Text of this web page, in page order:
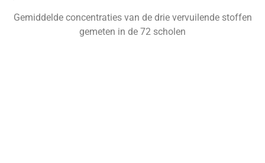
Gemiddelde concentraties van de drie vervuilende stoffen
gemeten in de 72 scholen